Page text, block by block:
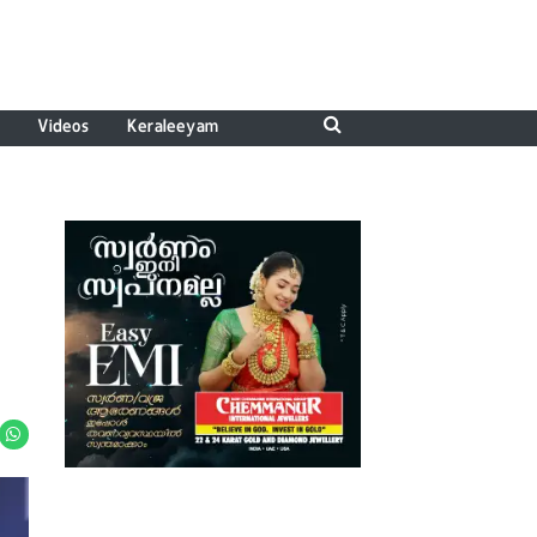
Videos Keraleeyam